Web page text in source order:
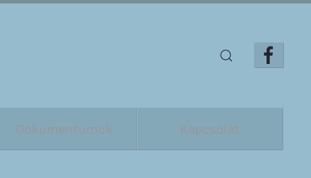
Dokumentumok Kapcsolat